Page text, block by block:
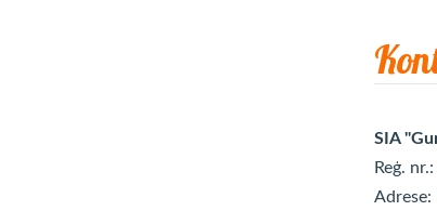
SIA
Reģ.
Adrese: